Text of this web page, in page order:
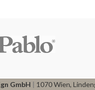
PLUS
GmbH | 1070 Wien,